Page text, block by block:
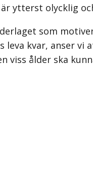
ytterst olycklig
som
kvar, anser vi
viss ålder ska